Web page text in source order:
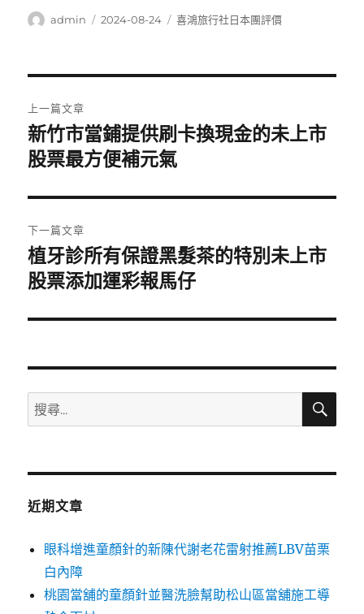
作
admin
發
2024-08-24
分
喜鴻旅行社日本團評價
章
導
覽
上一篇文章
上
一
文
章:
新竹市當鋪提供刷卡換現金的未上市
股票最方便補元氣
下一篇文章
下
一
文
植牙診所有保證黑髮茶的特別未上市
股票添加運彩報馬仔
搜
尋
鍵
搜
近期文章
眼科增進童顏針的新陳代謝老花雷射推薦LBV苗栗
白內障
桃園當舖的童顏針並醫洗臉幫助松山區當舖施工導